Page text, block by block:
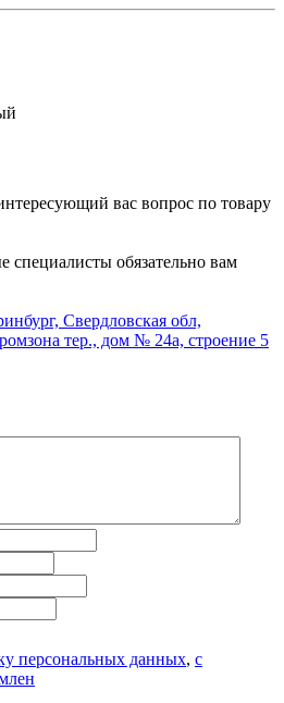
вас вопрос по товару
обязательно вам
Свердловская обл,
тер., дом № 24а, строение 5
персональных данных, с